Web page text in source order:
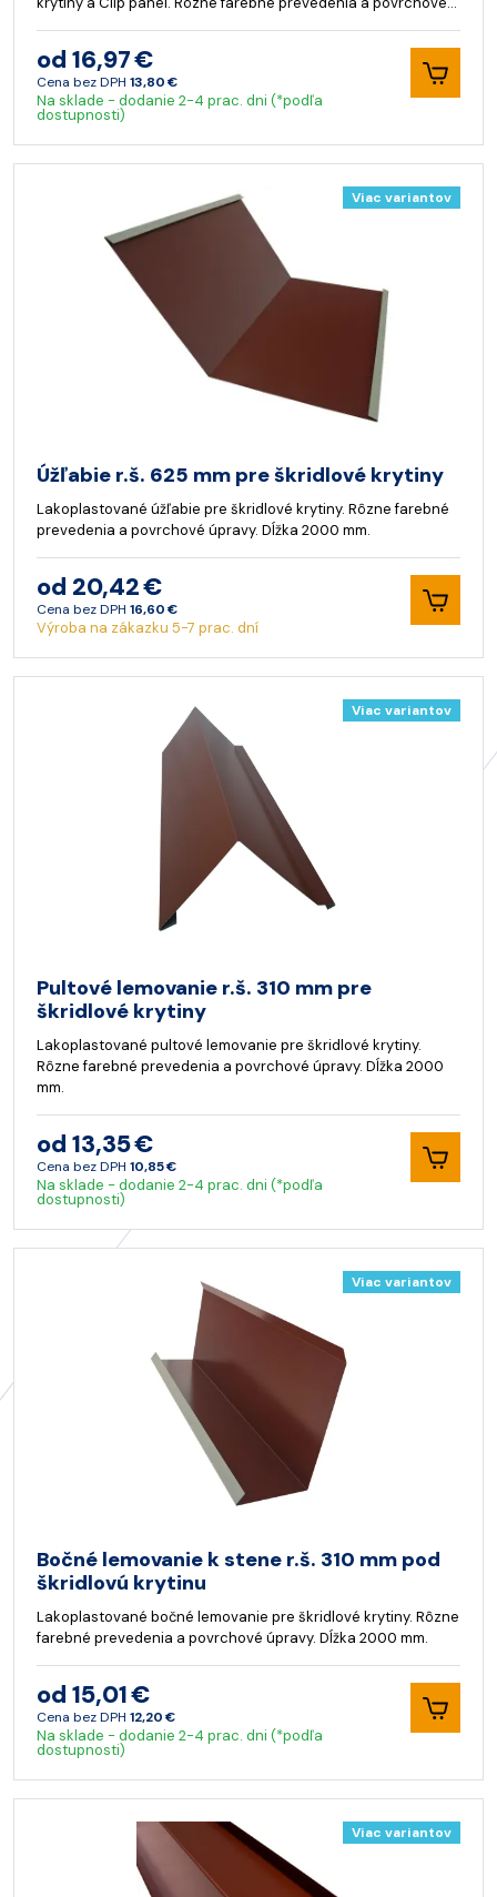
od 16,97 €
Cena bez DPH 13,80 €
Na sklade - dodanie 2-4 prac. dni (*podľa
dostupnosti)
Viac variantov
Úžľabie r.š. 625 mm pre škridlové krytiny
Lakoplastované úžľabie pre škridlové krytiny. Rôzne farebné
prevedenia a povrchové úpravy. Dĺžka 2000 mm.
od 20,42 €
Cena bez DPH 16,60 €
Výroba na zákazku 5-7 prac. dní
Viac variantov
Pultové lemovanie r.š. 310 mm pre
škridlové krytiny
Lakoplastované pultové lemovanie pre škridlové krytiny.
Rôzne farebné prevedenia a povrchové úpravy. Dĺžka 2000
mm.
od 13,35 €
Cena bez DPH 10,85 €
Na sklade - dodanie 2-4 prac. dni (*podľa
dostupnosti)
Viac variantov
Bočné lemovanie k stene r.š. 310 mm pod
škridlovú krytinu
Lakoplastované bočné lemovanie pre škridlové krytiny. Rôzne
farebné prevedenia a povrchové úpravy. Dĺžka 2000 mm.
od 15,01 €
Cena bez DPH 12,20 €
Na sklade - dodanie 2-4 prac. dni (*podľa
dostupnosti)
Viac variantov